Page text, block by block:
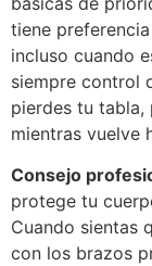
tiene
incluso cuando
siempre control
pierdes tu
mientras vuelve
Consejo
protege tu
Cuando sientas
con los brazos